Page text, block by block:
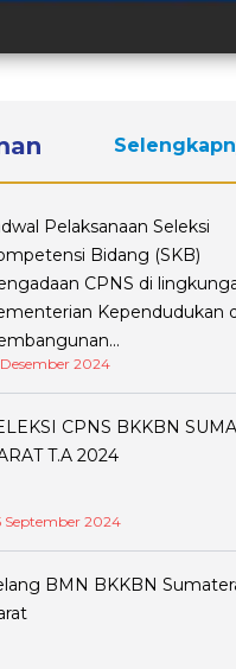
Pelaksanaan Seleksi
Bidang (SKB)
CPNS di
Kependudukan
Desember 2024
CPNS BKKBN
T.A 2024
September 2024
BMN BKKBN